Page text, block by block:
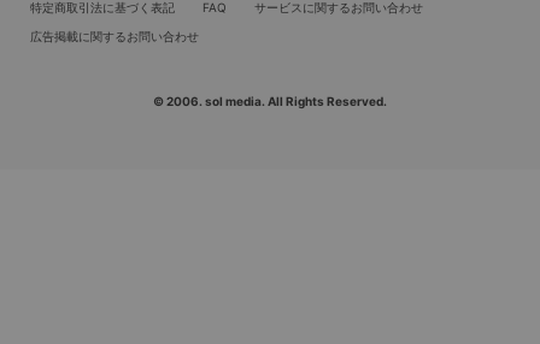
特定商取引法に基づく表記
FAQ
サービスに関するお問い合わせ
広告掲載に関するお問い合わせ
© 2006. sol media. All Rights Reserved.